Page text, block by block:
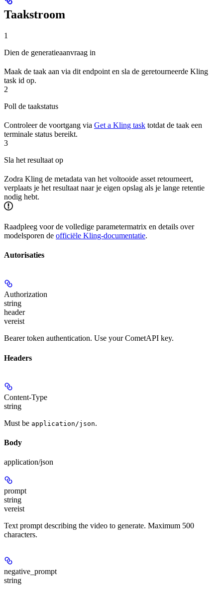
Taakstroom
1
Dien de generatieaanvraag in
Maak de taak aan via dit endpoint en sla de geretourneerde Kling
task id op.
2
Poll de taakstatus
Controleer de voortgang via Get a Kling task totdat de taak een
terminale status bereikt.
3
Sla het resultaat op
Zodra Kling de metadata van het voltooide asset retourneert,
verplaats je het resultaat naar je eigen opslag als je lange retentie
nodig hebt.
Raadpleeg voor de volledige parametermatrix en details over
modelsporen de officiële Kling-documentatie.
Autorisaties
Authorization
string
header
vereist
Bearer token authentication. Use your CometAPI key.
Headers
Content-Type
string
Must be application/json.
Body
application/json
prompt
string
vereist
Text prompt describing the video to generate. Maximum 500
characters.
negative_prompt
string